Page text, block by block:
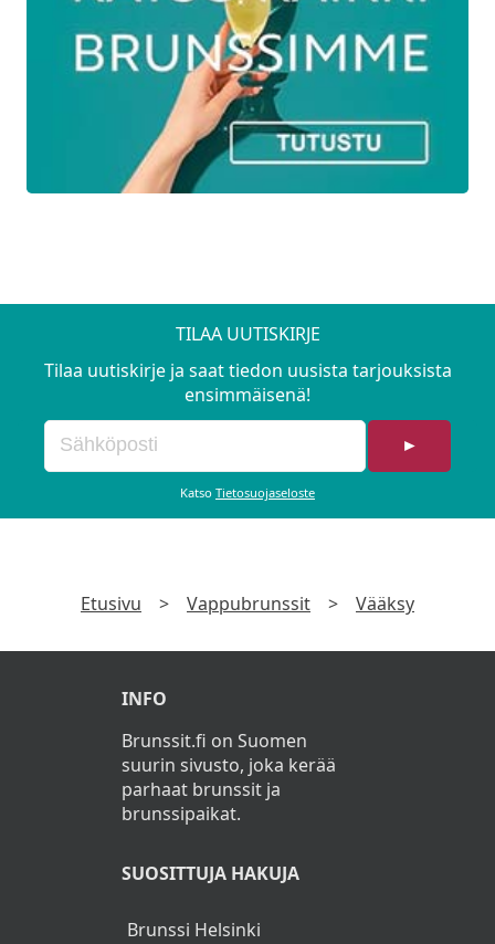
TILAA UUTISKIRJE
Tilaa uutiskirje ja saat tiedon uusista tarjouksista
ensimmäisenä!
►
Katso Tietosuojaseloste
Etusivu > Vappubrunssit > Vääksy
INFO
Brunssit.fi on Suomen
suurin sivusto, joka kerää
parhaat brunssit ja
brunssipaikat.
SUOSITTUJA HAKUJA
Brunssi Helsinki